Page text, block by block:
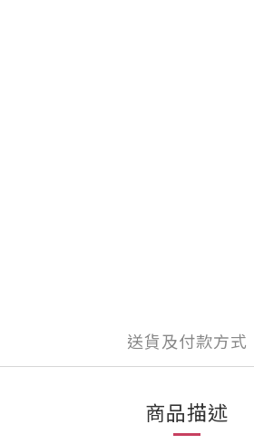
送貨及付款方式
商品描述